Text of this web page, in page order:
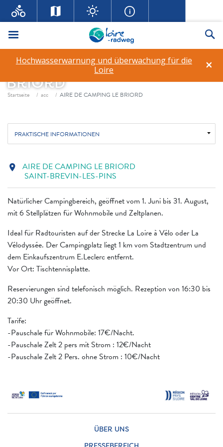
Menü
×
Hochwasserwarnung und überwachung für die
Loire
AIRE DE CAMPING LE
BRIORD
Fil d'ariane
Startseite acc AIRE DE CAMPING LE BRIORD
PRAKTISCHE INFORMATIONEN
Natürlicher Campingbereich, geöffnet vom 1. Juni bis 31. August,
mit 6 Stellplätzen für Wohnmobile und Zeltplanen.
Ideal für Radtouristen auf der Strecke La Loire à Vélo oder La
Vélodyssée. Der Campingplatz liegt 1 km vom Stadtzentrum und
dem Einkaufszentrum E.Leclerc entfernt.
Vor Ort: Tischtennisplatte.
Reservierungen sind telefonisch möglich. Rezeption von 16:30 bis
20:30 Uhr geöffnet.
Tarife:
-Pauschale für Wohnmobile: 17€/Nacht.
-Pauschale Zelt 2 pers mit Strom : 12€/Nacht
-Pauschale Zelt 2 Pers. ohne Strom : 10€/Nacht
location_on AIRE DE CAMPING LE BRIORD
SAINT-BREVIN-LES-PINS
ÜBER UNS